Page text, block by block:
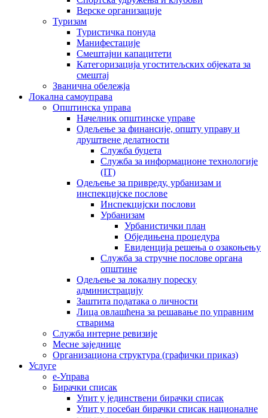
Верске организације
Туризам
Туристичка понуда
Манифестације
Смештајни капацитети
Категоризација угоститељских објеката за
смештај
Званична обележја
Локална самоуправа
Општинска управа
Начелник општинске управе
Одељење за финансије, општу управу и
друштвене делатности
Служба буџета
Служба за информационе технологије
(IT)
Одељење за привреду, урбанизам и
инспекцијске послове
Инспекцијски послови
Урбанизам
Урбанистички план
Обједињена процедура
Евиденција решења о озакоњењу
Служба за стручне послове органа
општине
Одељење за локалну пореску
администрацију
Заштита података о личности
Лица овлашћена за решавање по управним
стварима
Служба интерне ревизије
Месне заједнице
Организациона структура (графички приказ)
Услуге
е-Управа
Бирачки списак
Упит у јединствени бирачки списак
Упит у посебан бирачки списак националне